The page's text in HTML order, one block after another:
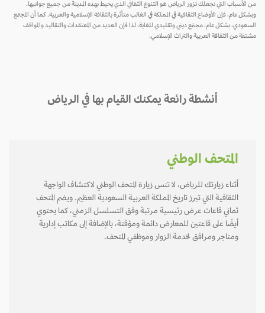
من الأسباب التي تجعلك تزور الرياض هو التنوع الثقافي الذي يحيط بهذه المدينة من جميع جوانبها.
وبشكل عام، فإن الأوضاع الثقافية في المملكة في الغالب متأثرة بالثقافة الإسلامية والعربية. كما أن المجتمع
السعودي، بشكل عام، مجتمع ديني وتقليدي للغاية، لذا فإن العديد من المعتقدات والتقاليد والمواقف
مشتقة من الثقافة العربية والتراث الإسلامي.
أنشطة رائعة يمكنك القيام بها في الرياض
المتحف الوطني
أثناء زيارتك للرياض، لا تنس زيارة المتحف الوطني لاكتشاف الواجهة
الثقافية التي تبرز تاريخ المملكة العربية السعودية العظيم. ويضم المتحف
ثماني قاعات عرض رئيسية مرتبة وفق التسلسل الزمني، كما يحتوي
أيضًا على قاعتين للمعارض دائمة ومؤقتة، بالإضافة إلى مكاتب إدارية
ومتاجر ومرافق لخدمة الزوار وموظفي المتحف.